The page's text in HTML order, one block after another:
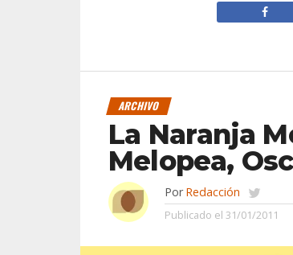
ARCHIVO
La Naranja
Melopea,
Por Redacción
Publicado el 31/01/2011